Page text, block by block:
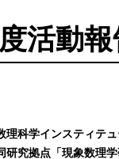
活動
科学インスティテュ
究拠点「現象数理学